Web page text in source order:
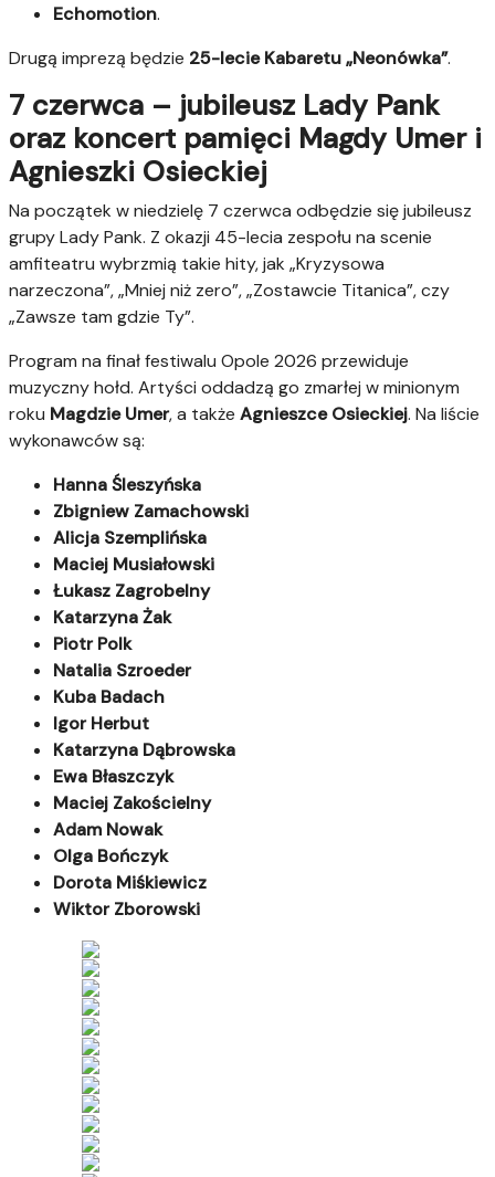
Echomotion.
Drugą imprezą będzie 25-lecie Kabaretu „Neonówka”.
7 czerwca – jubileusz Lady Pank
oraz koncert pamięci Magdy Umer i
Agnieszki Osieckiej
Na początek w niedzielę 7 czerwca odbędzie się jubileusz
grupy Lady Pank. Z okazji 45-lecia zespołu na scenie
amfiteatru wybrzmią takie hity, jak „Kryzysowa
narzeczona”, „Mniej niż zero”, „Zostawcie Titanica”, czy
„Zawsze tam gdzie Ty”.
Program na finał festiwalu Opole 2026 przewiduje
muzyczny hołd. Artyści oddadzą go zmarłej w minionym
roku Magdzie Umer, a także Agnieszce Osieckiej. Na liście
wykonawców są:
Hanna Śleszyńska
Zbigniew Zamachowski
Alicja Szemplińska
Maciej Musiałowski
Łukasz Zagrobelny
Katarzyna Żak
Piotr Polk
Natalia Szroeder
Kuba Badach
Igor Herbut
Katarzyna Dąbrowska
Ewa Błaszczyk
Maciej Zakościelny
Adam Nowak
Olga Bończyk
Dorota Miśkiewicz
Wiktor Zborowski